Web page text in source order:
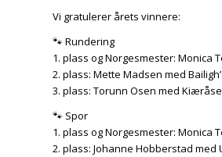
Vi gratulerer årets vinnere:
🐾 Rundering
1. plass og Norgesmester: Monica
2. plass: Mette Madsen med
3. plass: Torunn Osen med
🐾 Spor
1. plass og Norgesmester: Monica
2. plass: Johanne Hobberstad med